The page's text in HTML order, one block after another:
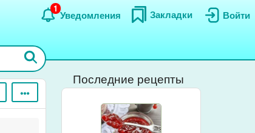
Войти
Закладки
Уведомления
1
Последние рецепты